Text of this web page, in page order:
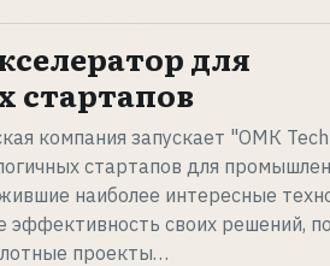
для
стартапов
компания запускает "ОМК
стартапов для
наиболее интересные
своих решений,
проекты…